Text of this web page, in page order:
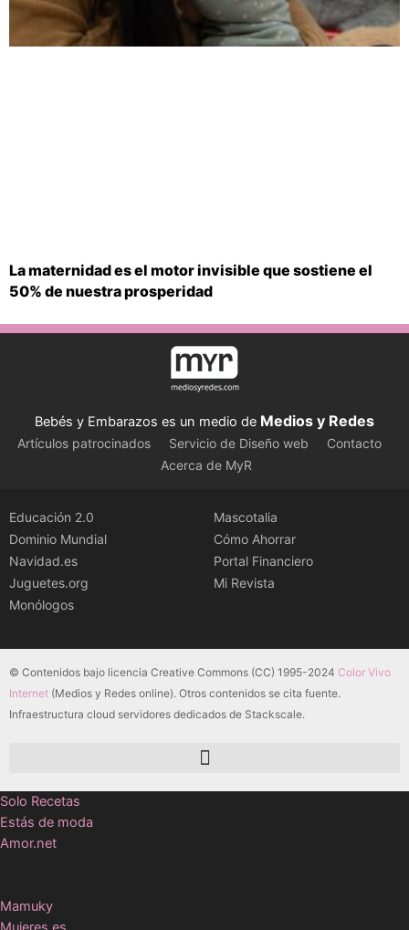
La maternidad es el motor invisible que sostiene el
50% de nuestra prosperidad
Bebés y Embarazos es un medio de Medios y Redes
Artículos patrocinados Servicio de Diseño web
Contacto
Acerca de MyR
Educación 2.0
Dominio Mundial
Navidad.es
Juguetes.org
Monólogos
Mascotalia
Cómo Ahorrar
Portal Financiero
Mi Revista
© Contenidos bajo licencia Creative Commons (CC) 1995-2024 Color Vivo
Internet (Medios y Redes online). Otros contenidos se cita fuente.
Infraestructura cloud servidores dedicados de Stackscale.
Solo Recetas
Estás de moda
Amor.net
Mamuky